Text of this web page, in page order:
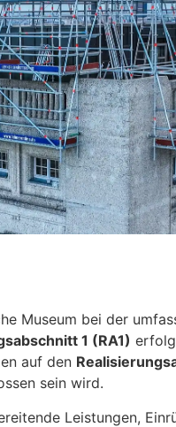
Museum bei der
1 (RA1)
auf den
sein wird.
Leistungen,